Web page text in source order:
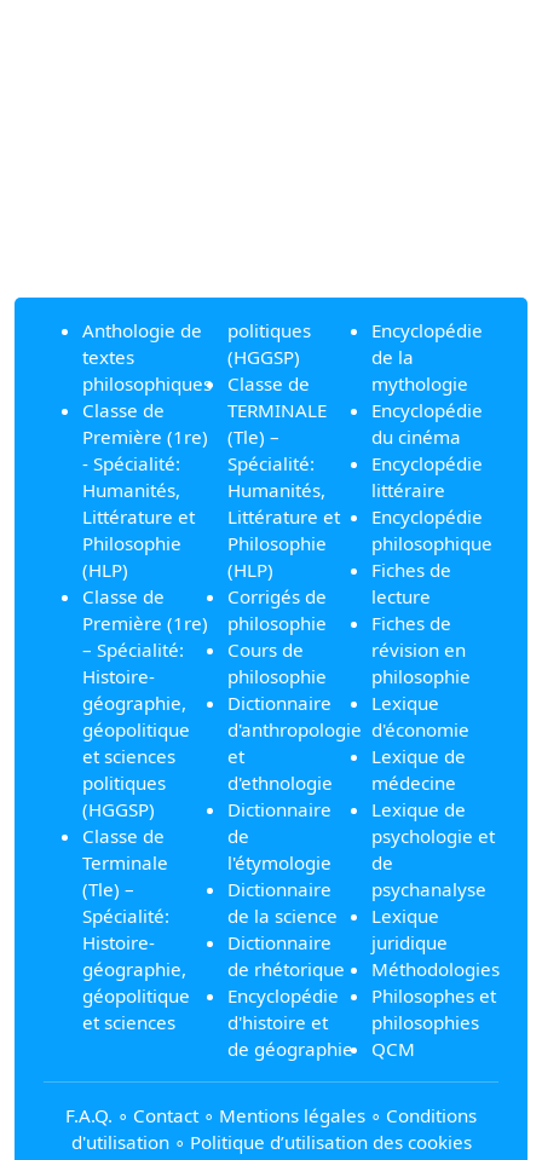
Anthologie de
textes
philosophiques
Classe de
Première (1re)
- Spécialité:
Humanités,
Littérature et
Philosophie
(HLP)
Classe de
Première (1re)
– Spécialité:
Histoire-
géographie,
géopolitique
et sciences
politiques
(HGGSP)
Classe de
Terminale
(Tle) –
Spécialité:
Histoire-
géographie,
géopolitique
et sciences
politiques
(HGGSP)
Classe de
TERMINALE
(Tle) –
Spécialité:
Humanités,
Littérature et
Philosophie
(HLP)
Corrigés de
philosophie
Cours de
philosophie
Dictionnaire
d'anthropologie
et
d'ethnologie
Dictionnaire
de
l'étymologie
Dictionnaire
de la science
Dictionnaire
de rhétorique
Encyclopédie
d'histoire et
de géographie
Encyclopédie
de la
mythologie
Encyclopédie
du cinéma
Encyclopédie
littéraire
Encyclopédie
philosophique
Fiches de
lecture
Fiches de
révision en
philosophie
Lexique
d'économie
Lexique de
médecine
Lexique de
psychologie et
de
psychanalyse
Lexique
juridique
Méthodologies
Philosophes et
philosophies
QCM
F.A.Q. ∘ Contact ∘ Mentions légales ∘ Conditions
d'utilisation∘ Politique d’utilisation des cookies